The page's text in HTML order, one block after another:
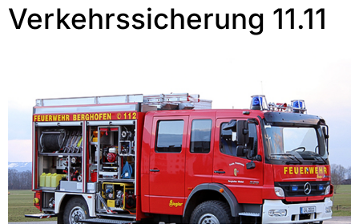
Verkehrssicherung 11.11